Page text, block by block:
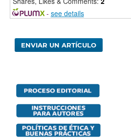
- see details
ENVIAR UN ARTÍCULO